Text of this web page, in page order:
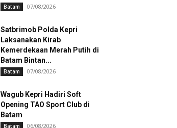
Batam 07/08/2026
Satbrimob Polda Kepri
Laksanakan Kirab
Kemerdekaan Merah Putih di
Batam Bintan...
Batam 07/08/2026
Wagub Kepri Hadiri Soft
Opening TAO Sport Club di
Batam
Batam 06/08/2026